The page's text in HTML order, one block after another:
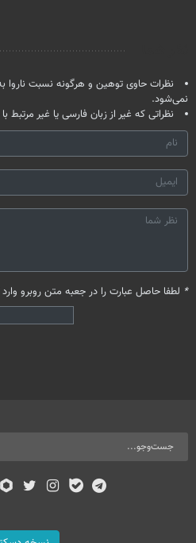
نظرات حاوی توهین و هرگونه نسبت
نمی‌شود.
نظراتی که غیر از زبان فارسی یا غیر
* لطفا حاصل عبارت را در جعبه متن روبرو وارد